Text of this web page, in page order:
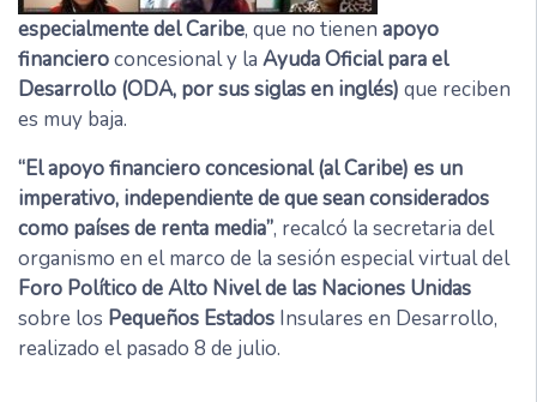
especialmente del Caribe, que no tienen apoyo
financieroconcesional y la Ayuda Oficial para el
Desarrollo (ODA, por sus siglas en inglés) que reciben
es muy baja.
“El apoyo financiero concesional (al Caribe) es un
imperativo, independiente de que sean considerados
como países de renta media”, recalcó la secretaria del
organismo en el marco de la sesión especial virtual del
Foro Político de Alto Nivel de las Naciones Unidas
sobre los Pequeños Estados Insulares en Desarrollo,
realizado el pasado 8 de julio.